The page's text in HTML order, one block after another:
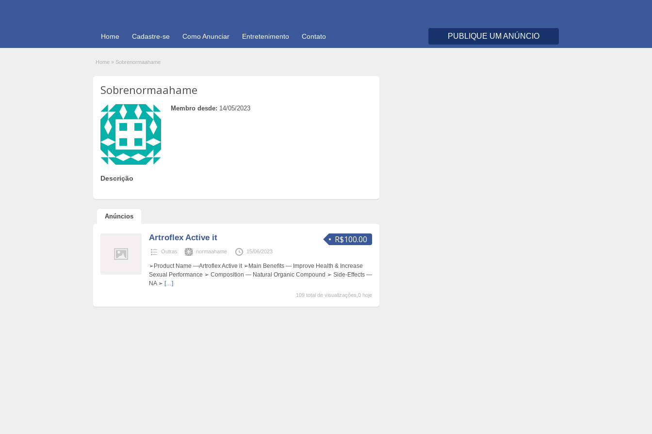
Home Cadastre-se Como Anunciar Entretenimento Contato PUBLIQUE UM ANÚNCIO
Home » Sobrenormaahame
Sobrenormaahame
Membro desde: 14/05/2023
Descrição
Anúncios
R$100.00
Artroflex Active it
Outras normaahame 15/06/2023
➢Product Name —Artroflex Active it ➢Main Benefits — Improve Health & Increase
Sexual Performance ➢ Composition — Natural Organic Compound ➢ Side-Effects —
NA ➢ […]
109 total de visualizações,0 hoje